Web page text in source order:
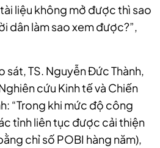
liệu không mở được thì sao
dân làm sao xem được?”,
TS. Nguyễn Đức Thành,
cứu Kinh tế và Chiến
“Trong khi mức độ công
tỉnh liên tục được cải thiện
chỉ số POBI hàng năm),